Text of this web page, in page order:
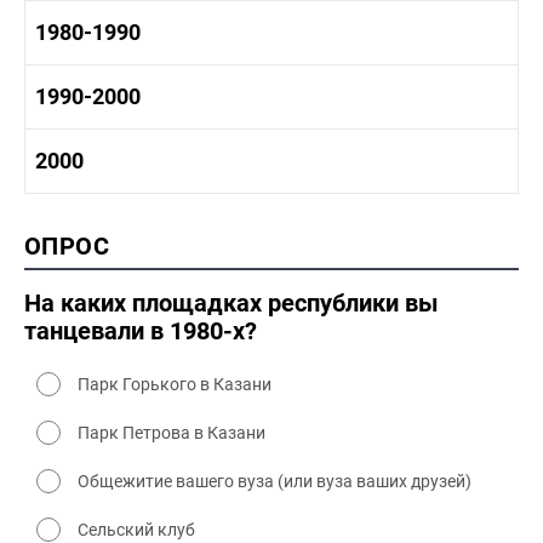
1960-1970 промышленность
1960-1970 культура
1970-1980 история
1970-1980 культура
1970 - 1980 быт
1980-1990
1980 -1990 история
1980-1990 культура
1990-2000
1990-2000 культура
2000
2000 промышленность
2000 культура
ОПРОС
На каких площадках республики вы
танцевали в 1980-х?
Парк Горького в Казани
Парк Петрова в Казани
Общежитие вашего вуза (или вуза ваших друзей)
Сельский клуб